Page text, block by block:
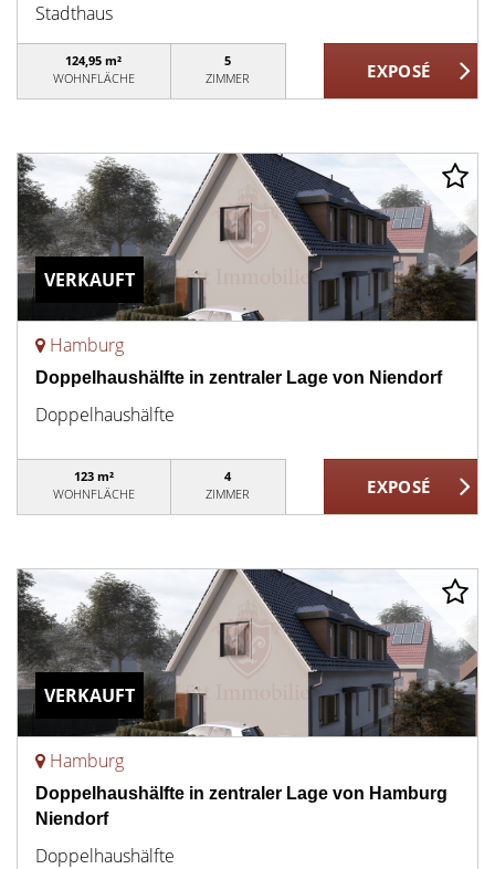
Stadthaus
124,95 m²
WOHNFLÄCHE
5
ZIMMER
VERKAUFT
Hamburg
Doppelhaushälfte in zentraler Lage von Niendorf
Doppelhaushälfte
123 m²
WOHNFLÄCHE
4
ZIMMER
VERKAUFT
Hamburg
Doppelhaushälfte in zentraler Lage von Hamburg
Niendorf
Doppelhaushälfte